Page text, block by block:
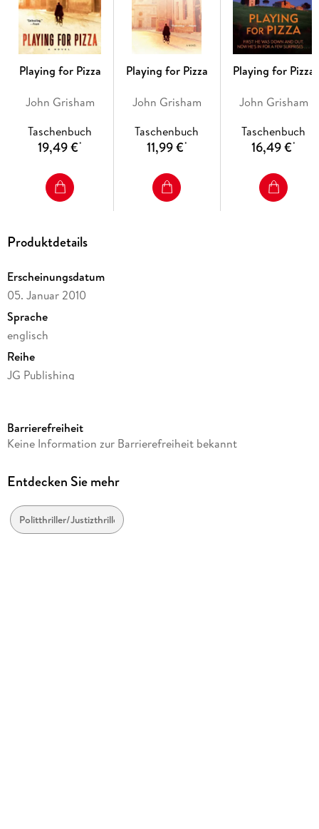
Playing for Pizza
John Grisham
Taschenbuch
19,49 €*
Playing for Pizza
John Grisham
Taschenbuch
11,99 €*
Playing for Pizza
John Grisham
Taschenbuch
16,49 €*
Produktdetails
Erscheinungsdatum
05. Januar 2010
Sprache
englisch
Reihe
JG Publishing
Verlag/Hersteller
Produktart
Gewicht
275 g
Barrierefreiheit
Keine Information zur Barrierefreiheit bekannt
Entdecken Sie mehr
Politthriller/Justizthriller